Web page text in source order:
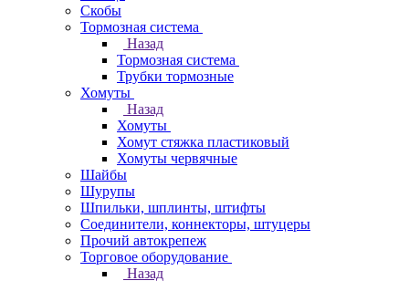
Скобы
Тормозная система
Назад
Тормозная система
Трубки тормозные
Хомуты
Назад
Хомуты
Хомут стяжка пластиковый
Хомуты червячные
Шайбы
Шурупы
Шпильки, шплинты, штифты
Соединители, коннекторы, штуцеры
Прочий автокрепеж
Торговое оборудование
Назад